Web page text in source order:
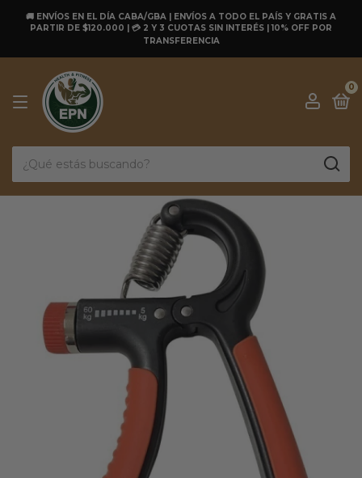
🚚 ENVÍOS EN EL DÍA CABA/GBA | ENVÍOS A TODO EL PAÍS Y GRATIS A
PARTIR DE $120.000 | 💳 2 Y 3 CUOTAS SIN INTERÉS | 10% OFF POR
TRANSFERENCIA
0